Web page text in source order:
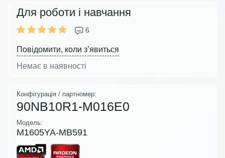
Для роботи і навчання
6
Повідомити, коли з’явиться
Немає в наявності
Конфігурація / партномер:
90NB10R1-M016E0
Модель:
M1605YA-MB591